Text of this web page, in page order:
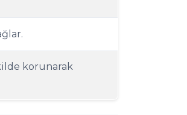
korunarak